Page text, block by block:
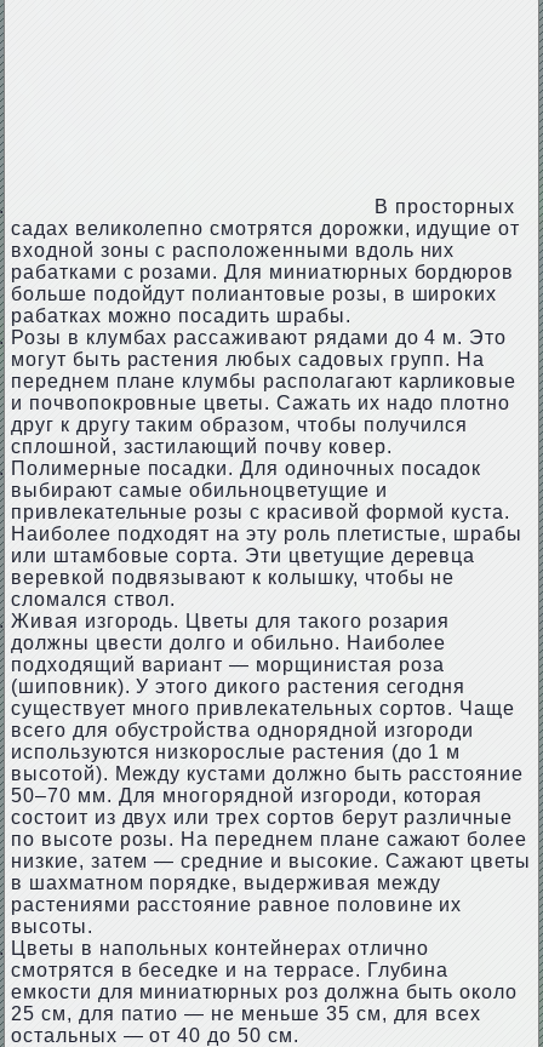
В просторных
садах великолепно смотрятся дорожки, идущие от
входной зоны с расположенными вдоль них
рабатками с розами. Для миниатюрных бордюров
больше подойдут полиантовые розы, в широких
рабатках можно посадить шрабы.
Розы в клумбах рассаживают рядами до 4 м. Это
могут быть растения любых садовых групп. На
переднем плане клумбы располагают карликовые
и почвопокровные цветы. Сажать их надо плотно
друг к другу таким образом, чтобы получился
сплошной, застилающий почву ковер.
Полимерные посадки. Для одиночных посадок
выбирают самые обильноцветущие и
привлекательные розы с красивой формой куста.
Наиболее подходят на эту роль плетистые, шрабы
или штамбовые сорта. Эти цветущие деревца
веревкой подвязывают к колышку, чтобы не
сломался ствол.
Живая изгородь. Цветы для такого розария
должны цвести долго и обильно. Наиболее
подходящий вариант — морщинистая роза
(шиповник). У этого дикого растения сегодня
существует много привлекательных сортов. Чаще
всего для обустройства однорядной изгороди
используются низкорослые растения (до 1 м
высотой). Между кустами должно быть расстояние
50–70 мм. Для многорядной изгороди, которая
состоит из двух или трех сортов берут различные
по высоте розы. На переднем плане сажают более
низкие, затем — средние и высокие. Сажают цветы
в шахматном порядке, выдерживая между
растениями расстояние равное половине их
высоты.
Цветы в напольных контейнерах отлично
смотрятся в беседке и на террасе. Глубина
емкости для миниатюрных роз должна быть около
25 см, для патио — не меньше 35 см, для всех
остальных — от 40 до 50 см.